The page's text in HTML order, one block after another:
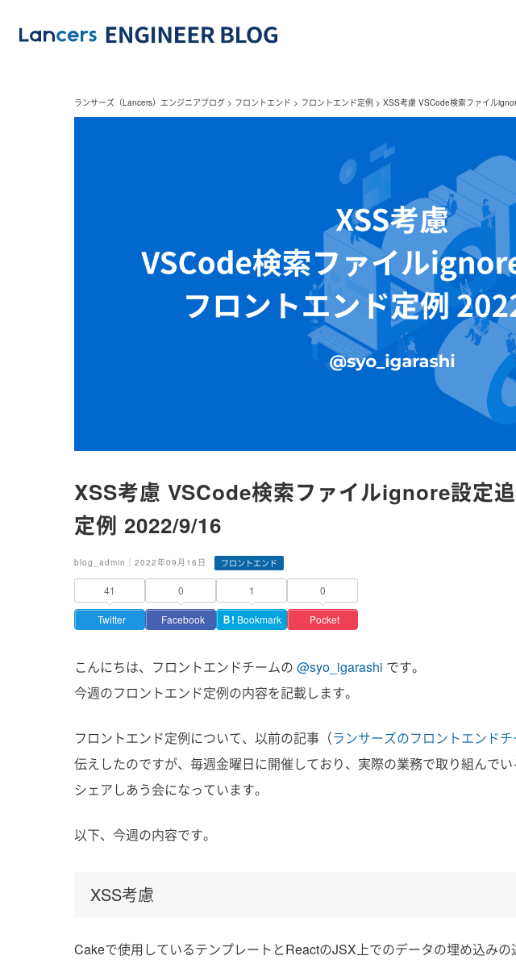
ランサーズ（Lancers）エンジニアブログ > フロントエンド > フロントエンド定例 > XSS考慮 VSCode検索ファイル
XSS考慮 VSCode検索ファイルignore設定
定例 2022/9/16
blog_admin｜2022年09月16日 フロントエンド
41
Twitter
0
Facebook
1
Ｂ! Bookmark
0
Pocket
こんにちは、フロントエンドチームの @syo_igarashi です。
今週のフロントエンド定例の内容を記載します。
フロントエンド定例について、以前の記事（ランサーズのフロントエンド
伝えしたのですが、 毎週金曜日に開催しており、 実際の業務で取り組んで
シェアしあう会になっています。
以下、今週の内容です。
XSS考慮
Cakeで使用しているテンプレートとReactのJSX上でのデータの埋め込みの